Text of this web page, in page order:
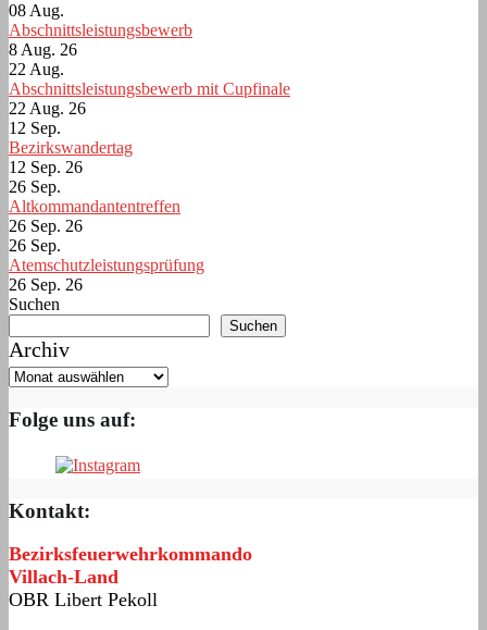
08 Aug.
Abschnittsleistungsbewerb
8 Aug. 26
22 Aug.
Abschnittsleistungsbewerb mit Cupfinale
22 Aug. 26
12 Sep.
Bezirkswandertag
12 Sep. 26
26 Sep.
Altkommandantentreffen
26 Sep. 26
26 Sep.
Atemschutzleistungsprüfung
26 Sep. 26
Suchen
Suchen
Archiv
Folge uns auf:
Kontakt:
Bezirksfeuerwehrkommando
Villach-Land
OBR Libert Pekoll